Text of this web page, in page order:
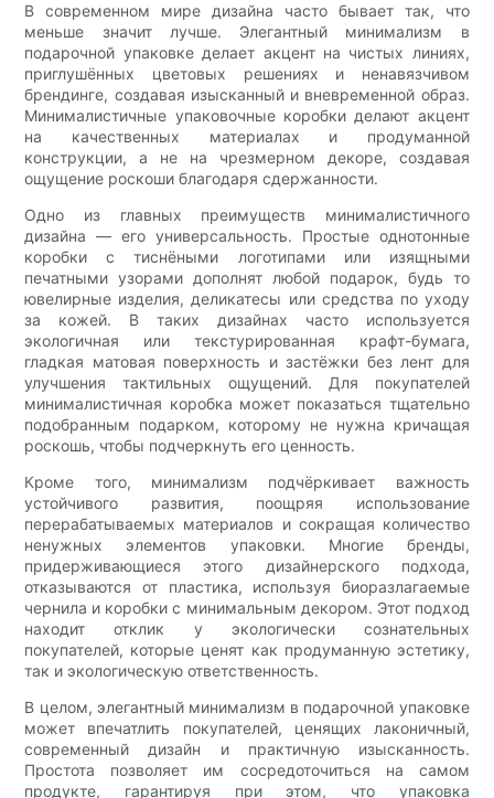
В современном мире дизайна часто бывает так, что
меньше значит лучше. Элегантный минимализм в
подарочной упаковке делает акцент на чистых линиях,
приглушённых цветовых решениях и ненавязчивом
брендинге, создавая изысканный и вневременной образ.
Минималистичные упаковочные коробки делают акцент
на качественных материалах и продуманной
конструкции, а не на чрезмерном декоре, создавая
ощущение роскоши благодаря сдержанности.
Одно из главных преимуществ минималистичного
дизайна — его универсальность. Простые однотонные
коробки с тиснёными логотипами или изящными
печатными узорами дополнят любой подарок, будь то
ювелирные изделия, деликатесы или средства по уходу
за кожей. В таких дизайнах часто используется
экологичная или текстурированная крафт-бумага,
гладкая матовая поверхность и застёжки без лент для
улучшения тактильных ощущений. Для покупателей
минималистичная коробка может показаться тщательно
подобранным подарком, которому не нужна кричащая
роскошь, чтобы подчеркнуть его ценность.
Кроме того, минимализм подчёркивает важность
устойчивого развития, поощряя использование
перерабатываемых материалов и сокращая количество
ненужных элементов упаковки. Многие бренды,
придерживающиеся этого дизайнерского подхода,
отказываются от пластика, используя биоразлагаемые
чернила и коробки с минимальным декором. Этот подход
находит отклик у экологически сознательных
покупателей, которые ценят как продуманную эстетику,
так и экологическую ответственность.
В целом, элегантный минимализм в подарочной упаковке
может впечатлить покупателей, ценящих лаконичный,
современный дизайн и практичную изысканность.
Простота позволяет им сосредоточиться на самом
продукте, гарантируя при этом, что упаковка